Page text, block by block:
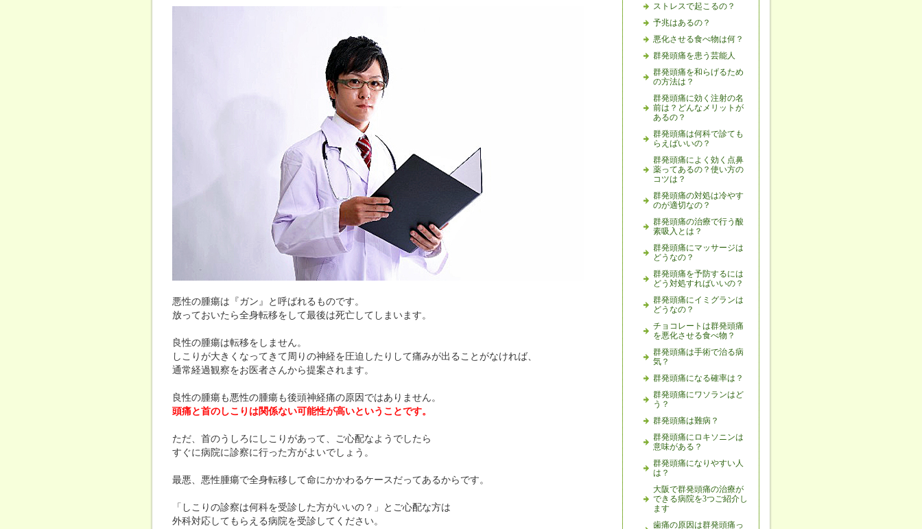
悪性の腫瘍は『ガン』と呼ばれるものです。
放っておいたら全身転移をして最後は死亡してしまいます。
良性の腫瘍は転移をしません。
しこりが大きくなってきて周りの神経を圧迫したりして痛みが出ることがなければ、
通常経過観察をお医者さんから提案されます。
良性の腫瘍も悪性の腫瘍も後頭神経痛の原因ではありません。
頭痛と首のしこりは関係ない可能性が高いということです。
ただ、首のうしろにしこりがあって、ご心配なようでしたら
すぐに病院に診察に行った方がよいでしょう。
最悪、悪性腫瘍で全身転移して命にかかわるケースだってあるからです。
「しこりの診察は何科を受診した方がいいの？」とご心配な方は
外科対応してもらえる病院を受診してください。
ストレスで起こるの？
予兆はあるの？
悪化させる食べ物は何？
群発頭痛を患う芸能人
群発頭痛を和らげるため
の方法は？
群発頭痛に効く注射の名
前は？どんなメリットが
あるの？
群発頭痛は何科で診ても
らえばいいの？
群発頭痛によく効く点鼻
薬ってあるの？使い方の
コツは？
群発頭痛の対処は冷やす
のが適切なの？
群発頭痛の治療で行う酸
素吸入とは？
群発頭痛にマッサージは
どうなの？
群発頭痛を予防するには
どう対処すればいいの？
群発頭痛にイミグランは
どうなの？
チョコレートは群発頭痛
を悪化させる食べ物？
群発頭痛は手術で治る病
気？
群発頭痛になる確率は？
群発頭痛にワソランはど
う？
群発頭痛は難病？
群発頭痛にロキソニンは
意味がある？
群発頭痛になりやすい人
は？
大阪で群発頭痛の治療が
できる病院を3つご紹介し
ます
歯痛の原因は群発頭痛っ